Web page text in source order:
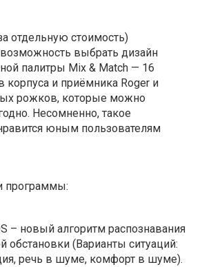
отдельную стоимость)
возможность выбрать дизайн
палитры Mix & Match — 16
корпуса и приёмника Roger и
рожков, которые можно
Несомненно, такое
юным пользователям
программы:
– новый алгоритм распознавания
обстановки (Варианты ситуаций:
речь в шуме, комфорт в шуме).